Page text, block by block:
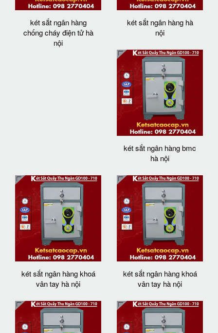
két sắt ngân hàng
chống cháy điện tử hà
nội
két sắt ngân hàng hà
nội
két sắt ngân hàng bmc
hà nội
két sắt ngân hàng khoá
vân tay hà nội
két sắt ngân hàng khoá
vân tay hà nội